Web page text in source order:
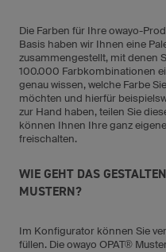
Die Farben für Ihre owayo-
Basis haben wir Ihnen eine
zusammengestellt, mit denen
100.000 Farbkombinationen
genau wissen, welche Farbe
möchten und hierfür
zur Hand haben, teilen Sie
können Ihnen Ihre ganz
freischalten.
WIE GEHT DAS
MUSTERN?
Im Konfigurator können Sie
füllen. Die owayo OPAT®